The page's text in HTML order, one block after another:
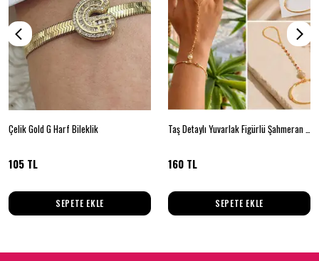
Çelik Gold G Harf Bileklik
105 TL
SEPETE EKLE
Taş Detaylı Yuvarlak Figürlü Şahmeran Gold Renk Kadın Bileklik
160 TL
SEPETE EKLE